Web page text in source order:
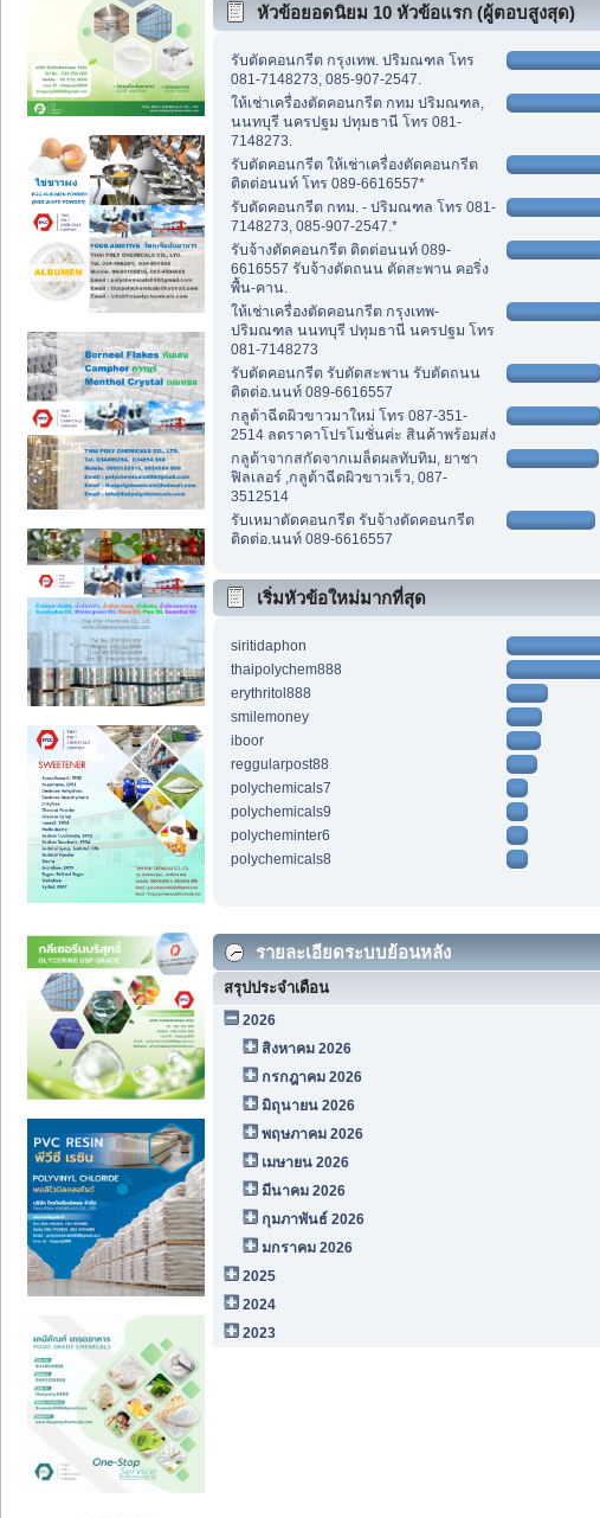
หัวข้อยอดนิยม 10 หัวข้อแรก (ผู้ตอบสูงสุด)
รับตัดคอนกรีต กรุงเทพ. ปริมณฑล โทร
081-7148273, 085-907-2547.
ให้เช่าเครื่องตัดคอนกรีต กทม ปริมณฑล,
นนทบุรี นครปฐม ปทุมธานี โทร 081-
7148273.
รับตัดคอนกรีต ให้เช่าเครื่องตัดคอนกรีต
ติดต่อนนท์ โทร 089-6616557*
รับตัดคอนกรีต กทม. - ปริมณฑล โทร 081-
7148273, 085-907-2547.*
รับจ้างตัดคอนกรีต ติดต่อนนท์ 089-
6616557 รับจ้างตัดถนน ตัดสะพาน คอริ่ง
พื้น-คาน.
ให้เช่าเครื่องตัดคอนกรีต กรุงเทพ-
ปริมณฑล นนทบุรี ปทุมธานี นครปฐม โทร
081-7148273
รับตัดคอนกรีต รับตัดสะพาน รับตัดถนน
ติดต่อ.นนท์ 089-6616557
กลูต้าฉีดผิวขาวมาใหม่ โทร 087-351-
2514 ลดราคาโปรโมชั่นค่ะ สินค้าพร้อมส่ง
กลูต้าจากสกัดจากเมล็ดผลทับทิม, ยาชา
ฟิลเลอร์ ,กลูต้าฉีดผิวขาวเร็ว, 087-
3512514
รับเหมาตัดคอนกรีต รับจ้างตัดคอนกรีต
ติดต่อ.นนท์ 089-6616557
เริ่มหัวข้อใหม่มากที่สุด
siritidaphon
thaipolychem888
erythritol888
smilemoney
iboor
reggularpost88
polychemicals7
polychemicals9
polycheminter6
polychemicals8
รายละเอียดระบบย้อนหลัง
สรุปประจำเดือน
2026
สิงหาคม 2026
กรกฎาคม 2026
มิถุนายน 2026
พฤษภาคม 2026
เมษายน 2026
มีนาคม 2026
กุมภาพันธ์ 2026
มกราคม 2026
2025
2024
2023